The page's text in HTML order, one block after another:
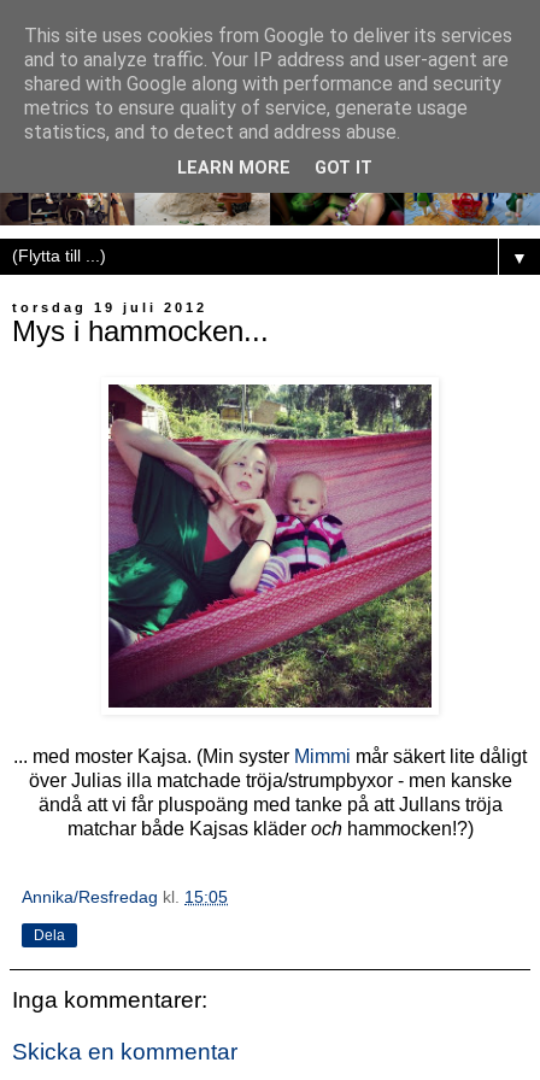
▼
torsdag 19 juli 2012
Mys i hammocken...
... med moster Kajsa. (Min syster Mimmi mår säkert lite dåligt
över Julias illa matchade tröja/strumpbyxor - men kanske
ändå att vi får pluspoäng med tanke på att Jullans tröja
matchar både Kajsas kläder ochhammocken!?)
Annika/Resfredag kl. 15:05
Dela
Inga kommentarer:
Skicka en kommentar
This site uses cookies from Google to deliver its services
and to analyze traffic. Your IP address and user-agent are
shared with Google along with performance and security
metrics to ensure quality of service, generate usage
statistics, and to detect and address abuse.
LEARN MORE GOT IT